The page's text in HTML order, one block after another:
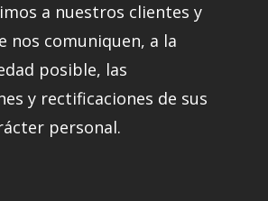
a nuestros clientes y
nos comuniquen, a la
posible, las
y rectificaciones de sus
personal.